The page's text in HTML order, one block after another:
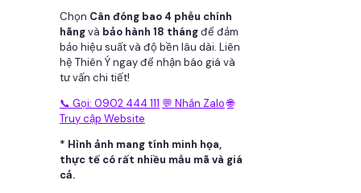
Chọn Cân đóng bao 4 phễu chính
hãngvà bảo hành 18 thángđể đảm
bảo hiệu suất và độ bền lâu dài. Liên
hệ Thiên Ý ngay để nhận báo giá và
tư vấn chi tiết!
📞 Gọi: 0902 444 111 💬 Nhắn Zalo 🌐
Truy cập Website
* Hình ảnh mang tính minh họa,
thực tế có rất nhiều mẫu mã và giá
cả.